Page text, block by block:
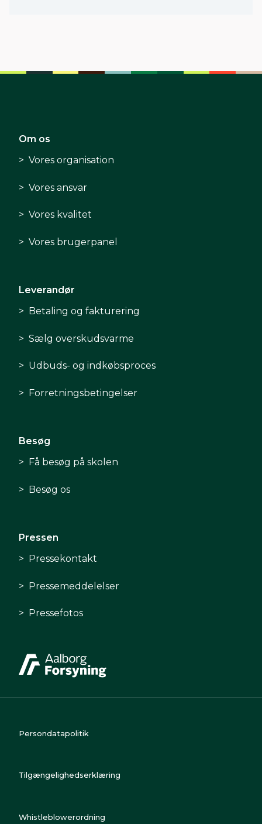
Om os
Vores organisation
Vores ansvar
Vores kvalitet
Vores brugerpanel
Leverandør
Betaling og fakturering
Sælg overskudsvarme
Udbuds- og indkøbsproces
Forretningsbetingelser
Besøg
Få besøg på skolen
Besøg os
Pressen
Pressekontakt
Pressemeddelelser
Pressefotos
Persondatapolitik
Tilgængelighedserklæring
Whistleblowerordning